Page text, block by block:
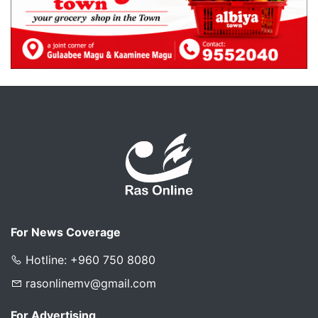
For News Coverage
Hotline: +960 750 8080
rasonlinemv@gmail.com